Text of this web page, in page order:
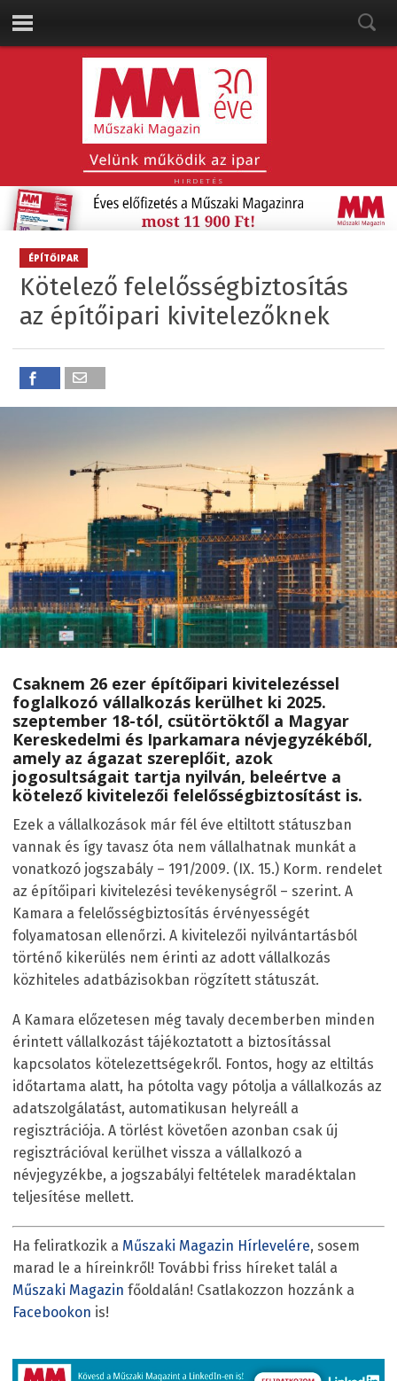
HIRDETÉS
ÉPÍTŐIPAR
Kötelező felelősségbiztosítás
az építőipari kivitelezőknek
Csaknem 26 ezer építőipari kivitelezéssel
foglalkozó vállalkozás kerülhet ki 2025.
szeptember 18-tól, csütörtöktől a Magyar
Kereskedelmi és Iparkamara névjegyzékéből,
amely az ágazat szereplőit, azok
jogosultságait tartja nyilván, beleértve a
kötelező kivitelezői felelősségbiztosítást is.
Ezek a vállalkozások már fél éve eltiltott státuszban
vannak és így tavasz óta nem vállalhatnak munkát a
vonatkozó jogszabály – 191/2009. (IX. 15.) Korm. rendelet
az építőipari kivitelezési tevékenységről – szerint. A
Kamara a felelősségbiztosítás érvényességét
folyamatosan ellenőrzi. A kivitelezői nyilvántartásból
történő kikerülés nem érinti az adott vállalkozás
közhiteles adatbázisokban rögzített státuszát.
A Kamara előzetesen még tavaly decemberben minden
érintett vállalkozást tájékoztatott a biztosítással
kapcsolatos kötelezettségekről. Fontos, hogy az eltiltás
időtartama alatt, ha pótolta vagy pótolja a vállalkozás az
adatszolgálatást, automatikusan helyreáll a
regisztrációja. A törlést követően azonban csak új
regisztrációval kerülhet vissza a vállalkozó a
névjegyzékbe, a jogszabályi feltételek maradéktalan
teljesítése mellett.
Ha feliratkozik a Műszaki Magazin Hírlevelére, sosem
marad le a híreinkről! További friss híreket talál a
Műszaki Magazin főoldalán! Csatlakozzon hozzánk a
Facebookon is!